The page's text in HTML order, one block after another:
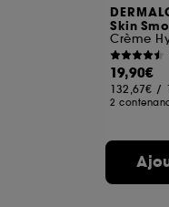
Skin
Crème
19,90€
132,67€ /
2
usurpations
Cookies
permettant
certaines
cookies
compte lors de
sans saisir à